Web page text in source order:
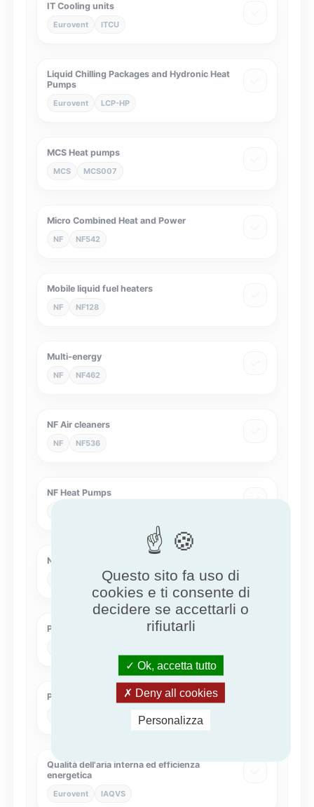
IT Cooling units
Eurovent ITCU
Liquid Chilling Packages and Hydronic Heat
Pumps
Eurovent LCP-HP
MCS Heat pumps
MCS MCS007
Micro Combined Heat and Power
NF NF542
Mobile liquid fuel heaters
NF NF128
Multi-energy
NF NF462
NF Air cleaners
NF NF536
NF Heat Pumps
Nature of excellence for Air Handling Unit
NEXAHU
Pompe di calore - KEYMARK
Pompe di calore Eurovent
Eurovent-HP
Qualità dell'aria interna ed efficienza
energetica
Eurovent IAQVS
Questo sito fa uso di
cookies e ti consente di
decidere se accettarli o
rifiutarli
Ok, accetta tutto
Deny all cookies
Personalizza